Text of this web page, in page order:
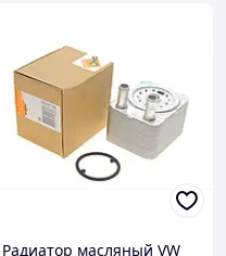
Радиатор масляный VW